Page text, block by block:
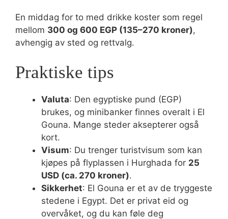
En middag for to med drikke koster som regel
mellom 300 og 600 EGP (135–270 kroner),
avhengig av sted og rettvalg.
Praktiske tips
Valuta: Den egyptiske pund (EGP)
brukes, og minibanker finnes overalt i El
Gouna. Mange steder aksepterer også
kort.
Visum: Du trenger turistvisum som kan
kjøpes på flyplassen i Hurghada for 25
USD (ca. 270 kroner).
Sikkerhet: El Gouna er et av de tryggeste
stedene i Egypt. Det er privat eid og
overvåket, og du kan føle deg